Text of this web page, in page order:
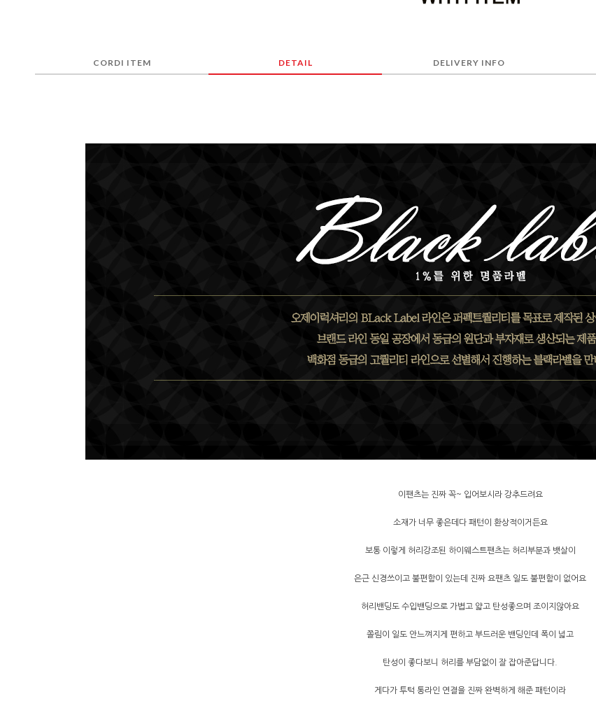
CORDI ITEM DETAIL DELIVERY INFO
이팬츠는 진짜 꼭~ 입어보시라 강추드려요
소재가 너무 좋은데다 패턴이 환상적이거든요
보통 이렇게 허리강조된 하이웨스트팬츠는 허리부분과 뱃살이
은근 신경쓰이고 불편함이 있는데 진짜 요팬츠 일도 불편함이 없어요
허리밴딩도 수입밴딩으로 가볍고 얇고 탄성좋으며 조이지않아요
쫄림이 일도 안느껴지게 편하고 부드러운 밴딩인데 폭이 넓고
탄성이 좋다보니 허리를 부담없이 잘 잡아준답니다.
게다가 투턱 통라인 연결을 진짜 완벽하게 해준 패턴이라